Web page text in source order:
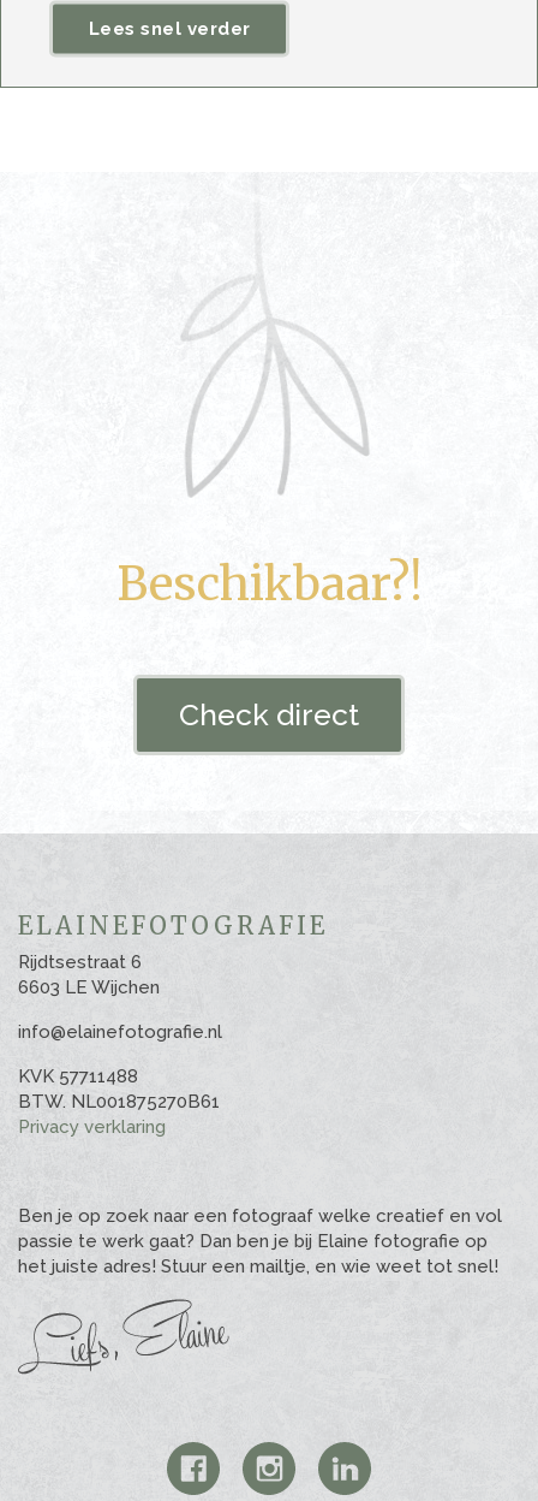
Lees snel verder
Beschikbaar?!
Check direct
ELAINEFOTOGRAFIE
Rijdtsestraat 6
6603 LE Wijchen
info@elainefotografie.nl
KVK 57711488
BTW. NL001875270B61
Privacy verklaring
Ben je op zoek naar een fotograaf welke creatief en vol
passie te werk gaat? Dan ben je bij Elaine fotografie op
het juiste adres! Stuur een mailtje, en wie weet tot snel!